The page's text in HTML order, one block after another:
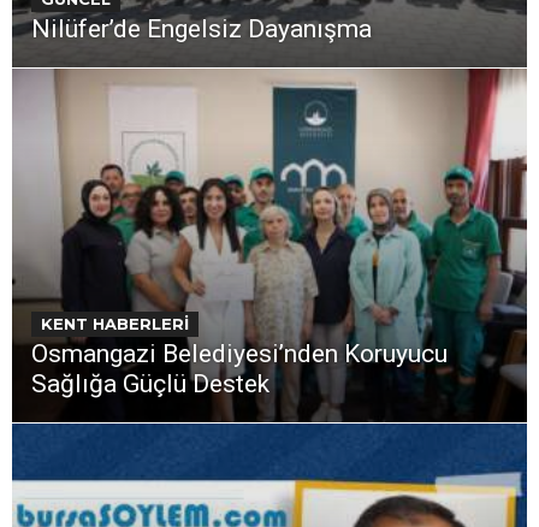
Nilüfer’de Engelsiz Dayanışma
KENT HABERLERİ
Osmangazi Belediyesi’nden Koruyucu
Sağlığa Güçlü Destek